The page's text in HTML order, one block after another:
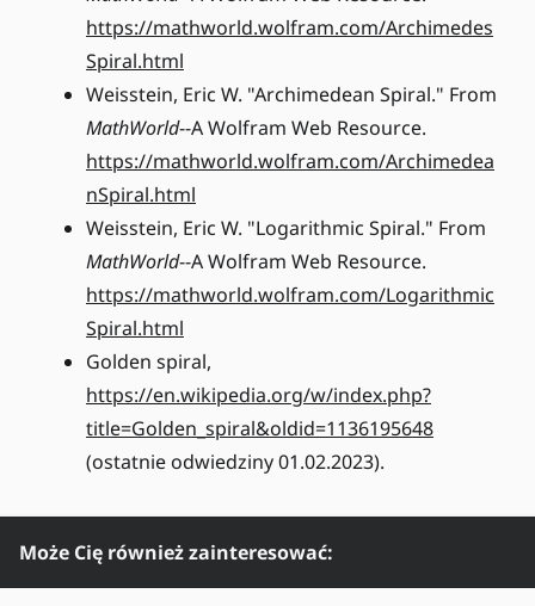
https://mathworld.wolfram.com/Archimedes
Spiral.html
Weisstein, Eric W. "Archimedean Spiral." From
MathWorld--A Wolfram Web Resource.
https://mathworld.wolfram.com/Archimedea
nSpiral.html
Weisstein, Eric W. "Logarithmic Spiral." From
MathWorld--A Wolfram Web Resource.
https://mathworld.wolfram.com/Logarithmic
Spiral.html
Golden spiral,
https://en.wikipedia.org/w/index.php?
title=Golden_spiral&oldid=1136195648
(ostatnie odwiedziny 01.02.2023).
Może Cię również zainteresować: